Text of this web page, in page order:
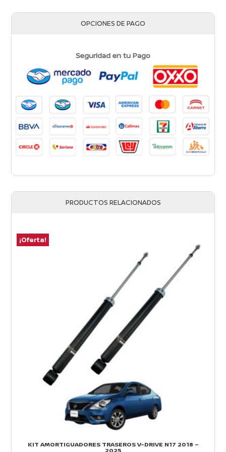
OPCIONES DE PAGO
Seguridad en tu Pago
PRODUCTOS RELACIONADOS
¡Oferta!
KIT AMORTIGUADORES TRASEROS V-DRIVE N17 2018 –